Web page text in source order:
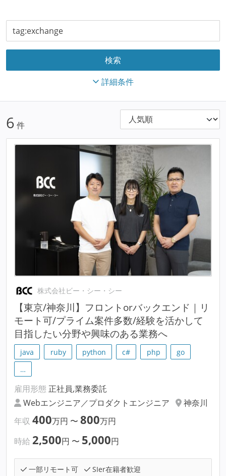
詳細条件
6 件
株式会社ビー・シー・シー
【東京/神奈川】フロントorバックエンド｜リ
モート可/プライム案件多数/経験を活かして
目指したい分野や興味のある業務へ
java ruby python c# php
go
…
雇用形態 正社員,業務委託
Webエンジニア／プロダクトエンジニア
神奈川
年収 400万円 〜 800万円
時給 2,500円 〜 5,000円
一部リモート可
SIer在籍者歓迎